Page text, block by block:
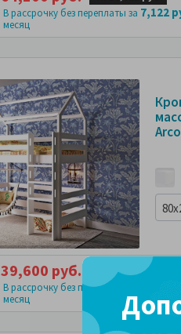
В рассрочку без переплаты за 7,122
месяц
39,600 руб. 9,900 руб.
В рассрочку без переплаты за
месяц